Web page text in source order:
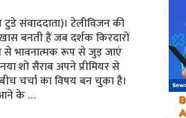
संवाददाता)। टेलीविजन की
बनती हैं जब दर्शक किरदारों
से भावनात्मक रूप से जुड़ जाएं
शो सैराब अपने प्रीमियर से
चर्चा का विषय बन चुका है।
आने के …